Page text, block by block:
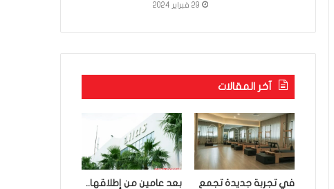
29 فبراير 2024
آخر المقالات
في تجربة جديدة تجمع
بعد عامين من إطلاقها..